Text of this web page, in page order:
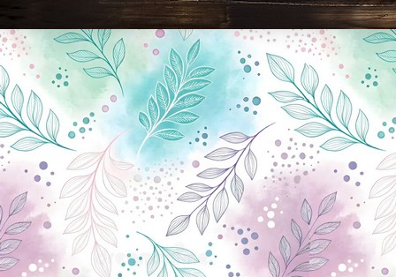
Новини Чернігова, Чернігівські новини, Чернігівський формат, новини Чернігова, події в Чернігові: політика, економіка, аналітика, культура, відеоновини, екологія, спортивний Чернігів, туризм, Чернігів